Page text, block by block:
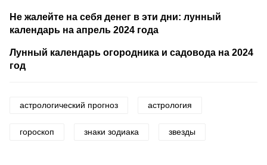
Не жалейте на себя денег в эти дни: лунный
календарь на апрель 2024 года
Лунный календарь огородника и садовода на 2024
год
астрологический прогноз астрология
гороскоп знаки зодиака звезды